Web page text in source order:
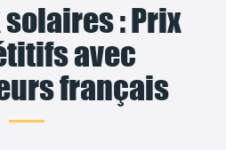
: Prix
avec
français